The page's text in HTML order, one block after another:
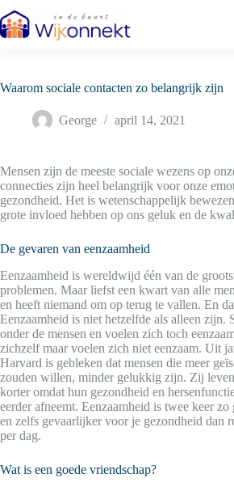
naar
de
Waarom sociale contacten zo belangrijk zijn
George april 14, 2021
Mensen zijn de meeste sociale wezens op
connecties zijn heel belangrijk voor onze
gezondheid. Het is wetenschappelijk
grote invloed hebben op ons geluk en de
De gevaren van eenzaamheid
Eenzaamheid is wereldwijd één van de
problemen. Maar liefst een kwart van alle
en heeft niemand om op terug te vallen. En
Eenzaamheid is niet hetzelfde als alleen zijn.
onder de mensen en voelen zich toch
zichzelf maar voelen zich niet eenzaam. Uit
Harvard is gebleken dat mensen die meer
zouden willen, minder gelukkig zijn. Zij
korter omdat hun gezondheid en
eerder afneemt. Eenzaamheid is twee keer
en zelfs gevaarlijker voor je gezondheid dan
per dag.
Wat is een goede vriendschap?